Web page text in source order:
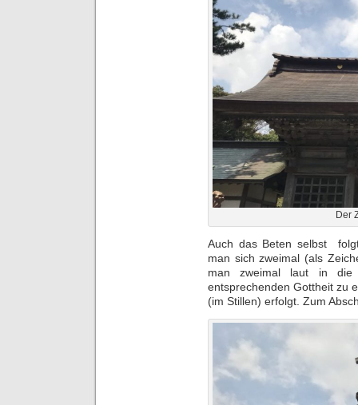
Der
Auch das Beten selbst
man sich zweimal (als
man zweimal laut in die
entsprechenden Gottheit zu
(im Stillen) erfolgt. Zum